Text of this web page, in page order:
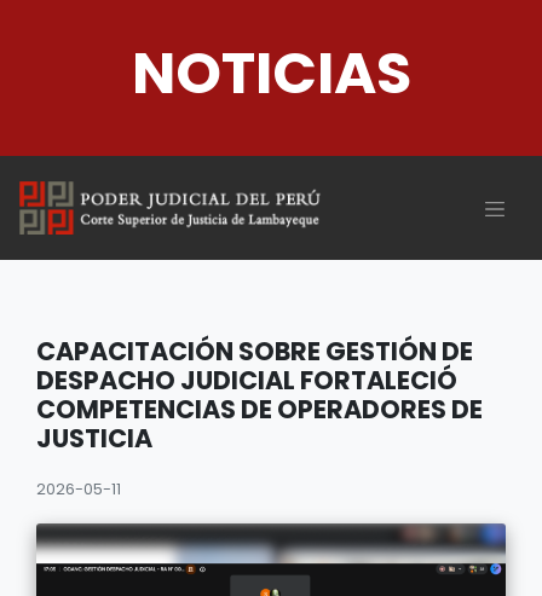
NOTICIAS
CAPACITACIÓN SOBRE GESTIÓN DE
DESPACHO JUDICIAL FORTALECIÓ
COMPETENCIAS DE OPERADORES DE
JUSTICIA
2026-05-11